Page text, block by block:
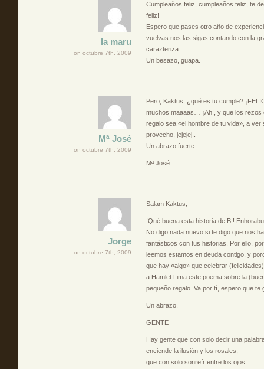
la maru
on octubre 7th, 2009
Cumpleaños feliz, cumpleaños feliz, te
feliz!
Espero que pases otro año de
vuelvas nos las sigas contando con la
carazteriza.
Un besazo, guapa.
Mª José
on octubre 7th, 2009
Pero, Kaktus, ¿qué es tu cumple?
muchos maaaas… ¡Ah!, y que los rezos
regalo sea «el hombre de tu vida», a ver
provecho, jejejej..
Un abrazo fuerte.
Mª José
Jorge
on octubre 7th, 2009
Salam Kaktus,
!Qué buena esta historia de B.!
No digo nada nuevo si te digo que nos
fantásticos con tus historias. Por ello,
leemos estamos en deuda contigo, y
que hay «algo» que celebrar
a Hamlet Lima este poema sobre la
pequeño regalo. Va por tí, espero que te
Un abrazo.
GENTE
Hay gente que con solo decir una
enciende la ilusión y los rosales;
que con solo sonreír entre los ojos